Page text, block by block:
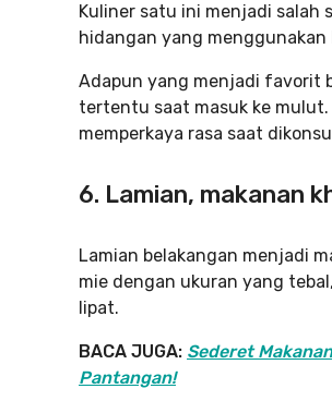
Kuliner satu ini menjadi salah
hidangan yang
Adapun yang menjadi favorit
tertentu saat masuk ke
memperkaya rasa saat
6. Lamian, makanan
Lamian belakangan menjadi
mie dengan ukuran yang
lipat.
BACA JUGA: Sederet
Pantangan!